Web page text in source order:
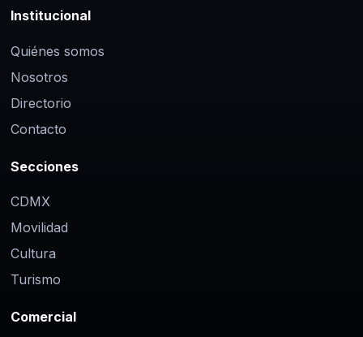
Institucional
Quiénes somos
Nosotros
Directorio
Contacto
Secciones
CDMX
Movilidad
Cultura
Turismo
Comercial